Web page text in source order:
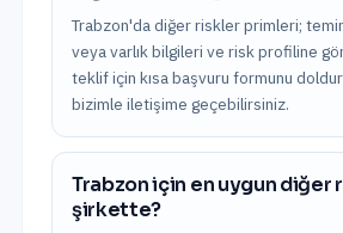
Trabzon'da diğer riskler primleri;
veya varlık bilgileri ve risk profiline
teklif için kısa başvuru formunu
bizimle iletişime geçebilirsiniz.
Trabzon için en uygun diğer
şirkette?